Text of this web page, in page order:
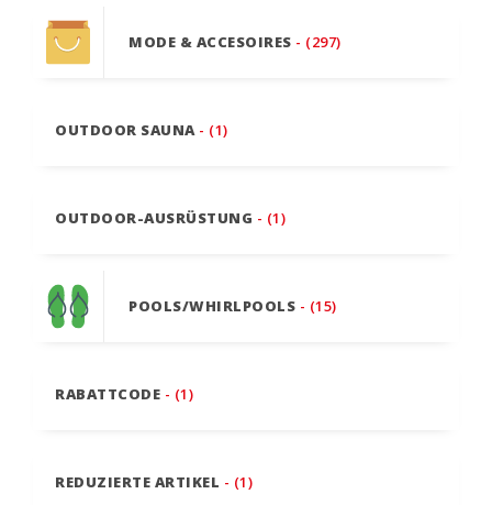
MODE & ACCESOIRES - (297)
OUTDOOR SAUNA - (1)
OUTDOOR-AUSRÜSTUNG - (1)
POOLS/WHIRLPOOLS - (15)
RABATTCODE - (1)
REDUZIERTE ARTIKEL - (1)